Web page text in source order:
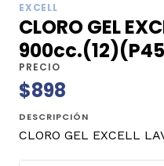
EXCELL
CLORO GEL
PRECIO
$898
DESCRIPCIÓN
CLORO GEL EXCELL